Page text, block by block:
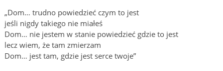
„Dom… trudno powiedzieć czym to jest
jeśli nigdy takiego nie miałeś
Dom… nie jestem w stanie powiedzieć gdzie to jest
lecz wiem, że tam zmierzam
Dom… jest tam, gdzie jest serce twoje”